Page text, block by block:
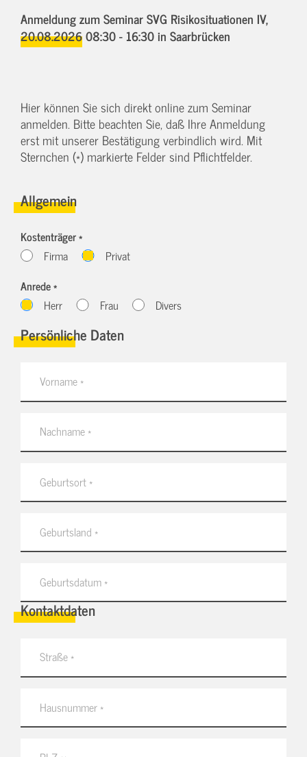
Anmeldung zum Seminar SVG Risikosituationen IV,
20.08.2026 08:30 - 16:30in Saarbrücken
Hier können Sie sich direkt online zum Seminar
anmelden. Bitte beachten Sie, daß Ihre Anmeldung
erst mit unserer Bestätigung verbindlich wird. Mit
Sternchen (*) markierte Felder sind Pflichtfelder.
Allgemein
Kostenträger *
Firma
Privat
Anrede *
Herr
Frau Divers
Persönliche Daten
Kontaktdaten